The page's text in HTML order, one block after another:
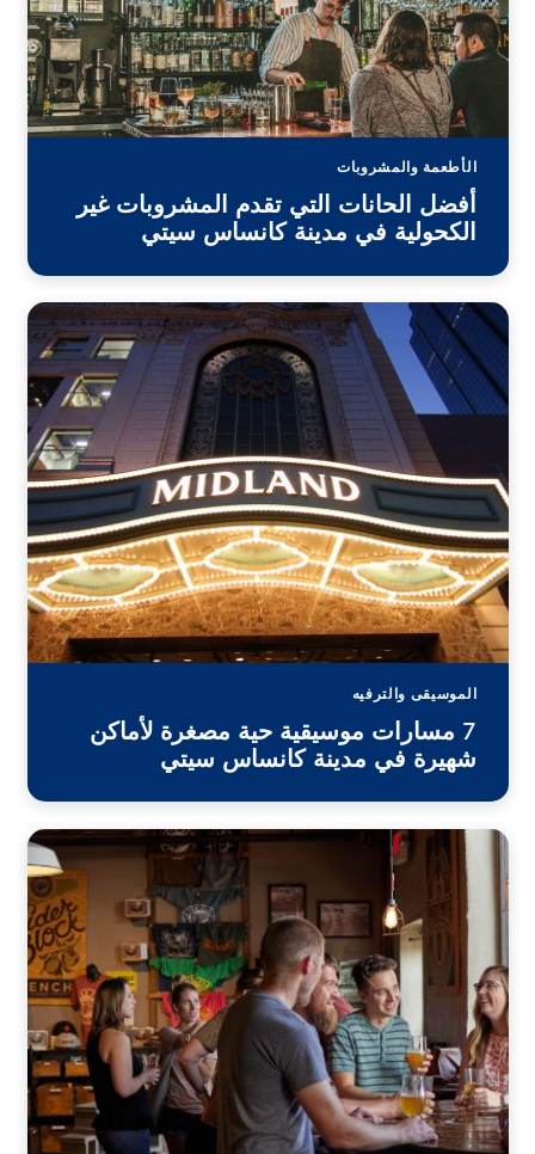
الأطعمة والمشروبات
أفضل الحانات التي تقدم المشروبات غير
الكحولية في مدينة كانساس سيتي
الموسيقى والترفيه
7 مسارات موسيقية حية مصغرة لأماكن
شهيرة في مدينة كانساس سيتي